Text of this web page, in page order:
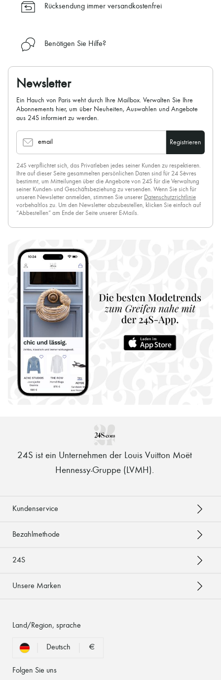
Mehr erfahren über 24S, ein Haus aus der LVMH-Gruppe
Rücksendung immer versandkostenfrei
Benötigen Sie Hilfe?
Newsletter
Ein Hauch von Paris weht durch Ihre Mailbox. Verwalten Sie Ihre
Abonnements hier, um über Neuheiten, Auswahlen und Angebote
aus 24S informiert zu werden.
email Registrieren
24S verpflichtet sich, das Privatleben jedes seiner Kunden zu respektieren.
Ihre auf dieser Seite gesammelten persönlichen Daten sind für 24 Sèvres
bestimmt, um Mitteilungen über die Angebote von 24S für die Verwaltung
seiner Kunden- und Geschäftsbeziehung zu versenden. Wenn Sie sich für
unseren Newsletter anmelden, stimmen Sie unserer Datenschutzrichtlinie
vorbehaltlos zu. Um den Newsletter abzubestellen, klicken Sie einfach auf
“Abbestellen” am Ende der Seite unserer E-Mails.
24S ist ein Unternehmen der Louis Vuitton Moët
Hennessy-Gruppe (LVMH).
Kundenservice
Bezahlmethode
24S
Unsere Marken
Land/Region, sprache
Deutsch €
Folgen Sie uns